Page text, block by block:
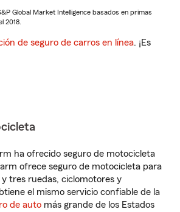
Global Market Intelligence basados en primas
2018.
de seguro de carros en línea. ¡Es
ha ofrecido seguro de motocicleta
ofrece seguro de motocicleta para
tres ruedas, ciclomotores y
el mismo servicio confiable de la
de auto más grande de los Estados